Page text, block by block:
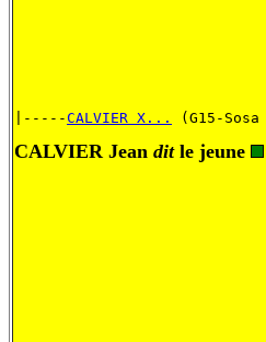
|-----CALVIER X... (G15-
CALVIER Jean ditle jeune